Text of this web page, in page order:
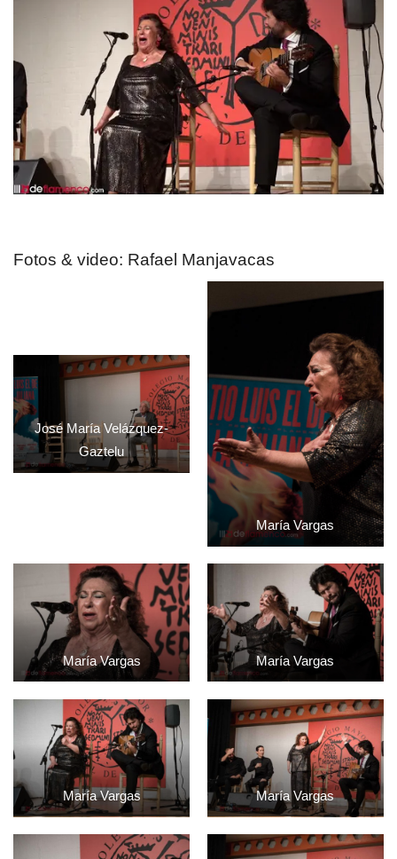
Fotos & video: Rafael Manjavacas
José María Velázquez-
Gaztelu
María Vargas
María Vargas María Vargas
María Vargas María Vargas